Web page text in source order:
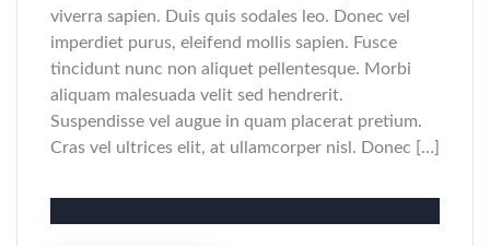
viverra sapien. Duis quis sodales leo. Donec vel
imperdiet purus, eleifend mollis sapien. Fusce
tincidunt nunc non aliquet pellentesque. Morbi
aliquam malesuada velit sed hendrerit.
Suspendisse vel augue in quam placerat pretium.
Cras vel ultrices elit, at ullamcorper nisl. Donec […]